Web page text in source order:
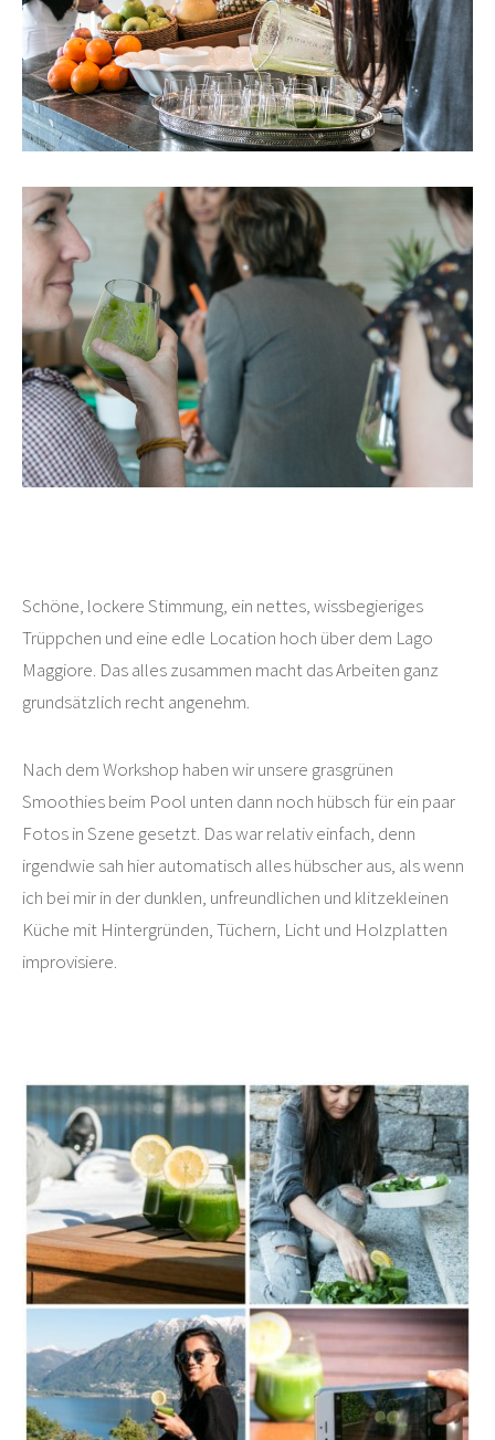
Schöne, lockere Stimmung, ein nettes, wissbegieriges
Trüppchen und eine edle Location hoch über dem Lago
Maggiore. Das alles zusammen macht das Arbeiten ganz
grundsätzlich recht angenehm.
Nach dem Workshop haben wir unsere grasgrünen
Smoothies beim Pool unten dann noch hübsch für ein paar
Fotos in Szene gesetzt. Das war relativ einfach, denn
irgendwie sah hier automatisch alles hübscher aus, als wenn
ich bei mir in der dunklen, unfreundlichen und klitzekleinen
Küche mit Hintergründen, Tüchern, Licht und Holzplatten
improvisiere.